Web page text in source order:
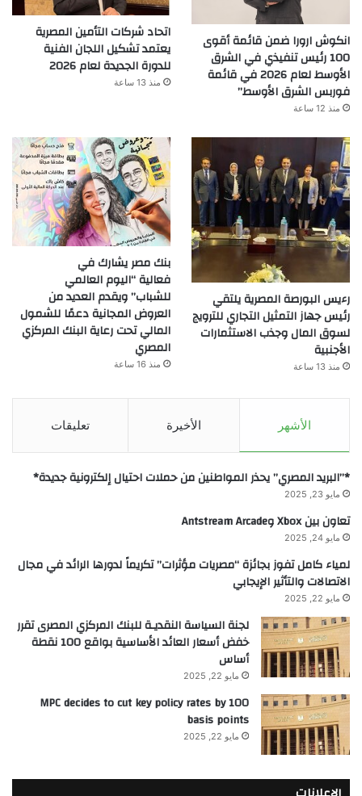
انكوش ارورا ضمن قائمة أقوى
100 رئيس تنفيذي في الشرق
الأوسط لعام 2026 في قائمة
فوربس الشرق الأوسط”
منذ 12 ساعة
اتحاد شركات التأمين المصرية
يعتمد تشكيل اللجان الفنية
للدورة الجديدة لعام 2026
منذ 13 ساعة
رءيس البورصة المصرية يلتقي
رئيس جهاز التمثيل التجاري للترويج
لسوق المال وجذب الاستثمارات
الأجنبية
منذ 13 ساعة
بنك مصر يشارك في
فعالية “اليوم العالمي
للشباب” ويقدم العديد من
العروض المجانية دعمًا للشمول
المالي تحت رعاية البنك المركزي
المصري
منذ 16 ساعة
الأشهر الأخيرة تعليقات
*”البريد المصري” يحذر المواطنين من حملات احتيال إلكترونية جديدة*
مايو 23, 2025
تعاون بين Xbox وAntstream Arcade
مايو 24, 2025
لمياء كامل تفوز بجائزة “مصريات مؤثرات” تكريماً لدورها الرائد في مجال
الاتصالات والتأثير الإيجابي
مايو 22, 2025
لجنة السياسة النقديـة للبنك المركزي المصرى تقرر
خفض أسعار العائد الأساسية بواقع 100 نقطة
أساس
مايو 22, 2025
MPC decides to cut key policy rates by 100
basis points
مايو 22, 2025